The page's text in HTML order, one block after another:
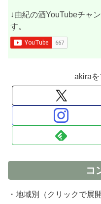
↓由紀の酒YouTubeチャ
す。
akiraを
コ
・地域別（クリックで展開